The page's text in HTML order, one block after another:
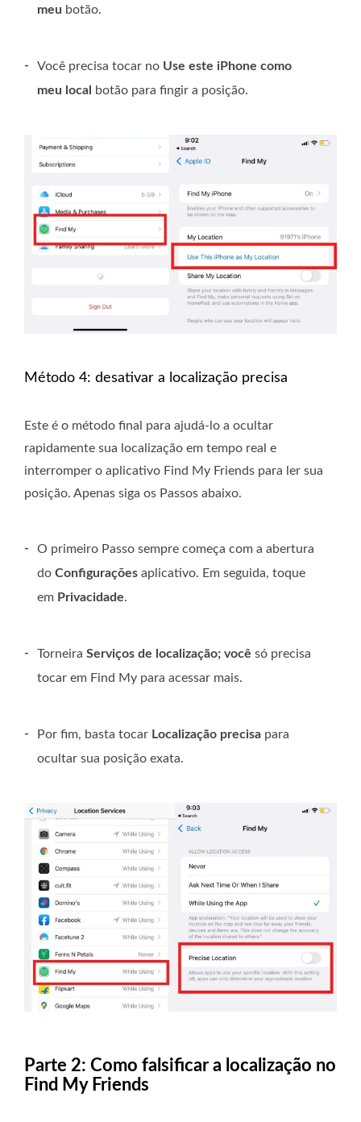
meu botão.
- Você precisa tocar no Use este iPhone como
meu local
botão para fingir a posição.
Método 4: desativar a localização precisa
Este é o método final para ajudá-lo a ocultar
rapidamente sua localização em tempo real e
interromper o aplicativo Find My Friends para ler sua
posição. Apenas siga os Passos abaixo.
-
O primeiro Passo sempre começa com a abertura
do Configurações aplicativo. Em seguida, toque
em Privacidade.
- Torneira Serviços de localização; você só precisa
tocar em Find My para acessar mais.
- Por fim, basta tocar Localização precisa para
ocultar sua posição exata.
Parte 2: Como falsificar a localização no
Find My Friends